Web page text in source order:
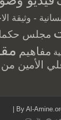
- وثيقة
مجلس
مفاهيم
الأمين
By Al-